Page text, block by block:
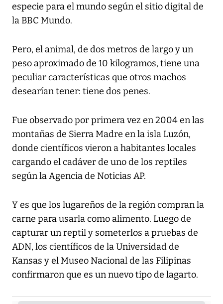
especie para el mundo según el sitio digital de
la BBC Mundo.
Pero, el animal, de dos metros de largo y un
peso aproximado de 10 kilogramos, tiene una
peculiar características que otros machos
desearían tener: tiene dos penes.
Fue observado por primera vez en 2004 en las
montañas de Sierra Madre en la isla Luzón,
donde científicos vieron a habitantes locales
cargando el cadáver de uno de los reptiles
según la Agencia de Noticias AP.
Y es que los lugareños de la región compran la
carne para usarla como alimento. Luego de
capturar un reptil y someterlos a pruebas de
ADN, los científicos de la Universidad de
Kansas y el Museo Nacional de las Filipinas
confirmaron que es un nuevo tipo de lagarto.